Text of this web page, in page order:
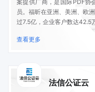
案提供厂商，是国际PDF协
员。福昕在亚洲、美洲、欧
过7.5亿，企业客户数达42.5
查看更多
法信公证云